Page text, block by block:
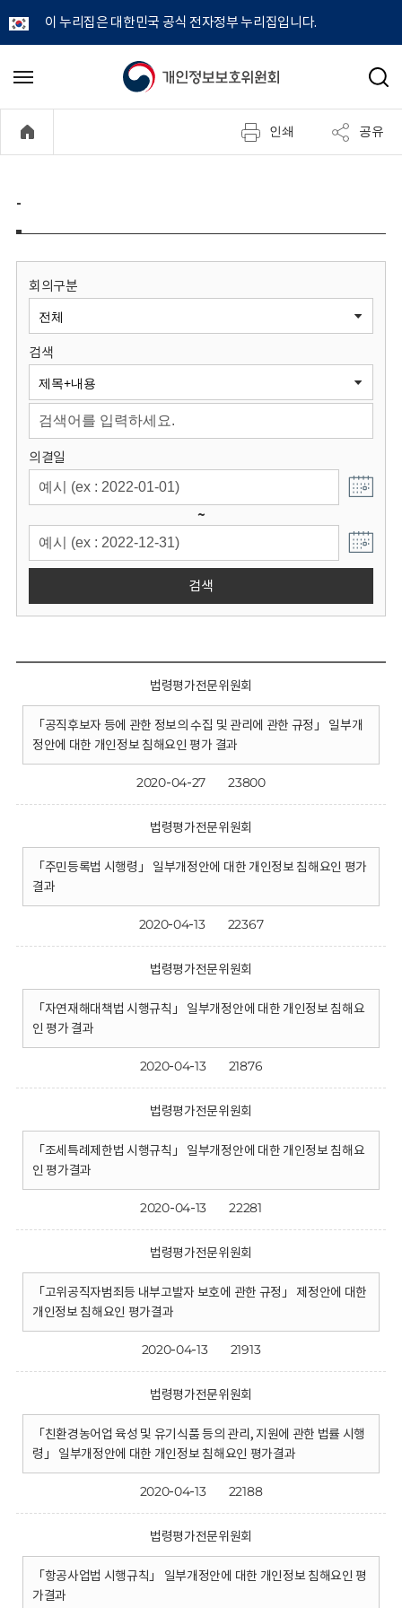
이 누리집은 대한민국 공식 전자정부 누리집입니다.
개
정
보
원
회
메
기
검
인쇄 공유
-
회의구분
검색
의결일
~
검색
법령평가전문위원회
「공직후보자 등에 관한 정보의 수집 및 관리에 관한 규정」 일부개
정안에 대한 개인정보 침해요인 평가 결과
2020-04-27 23800
법령평가전문위원회
「주민등록법 시행령」 일부개정안에 대한 개인정보 침해요인 평가
결과
2020-04-13 22367
법령평가전문위원회
「자연재해대책법 시행규칙」 일부개정안에 대한 개인정보 침해요
인 평가 결과
2020-04-13 21876
법령평가전문위원회
「조세특례제한법 시행규칙」 일부개정안에 대한 개인정보 침해요
인 평가결과
2020-04-13 22281
법령평가전문위원회
「고위공직자범죄등 내부고발자 보호에 관한 규정」 제정안에 대한
개인정보 침해요인 평가결과
2020-04-13 21913
법령평가전문위원회
「친환경농어업 육성 및 유기식품 등의 관리, 지원에 관한 법률 시행
령」 일부개정안에 대한 개인정보 침해요인 평가결과
2020-04-13 22188
법령평가전문위원회
「항공사업법 시행규칙」 일부개정안에 대한 개인정보 침해요인 평
가결과